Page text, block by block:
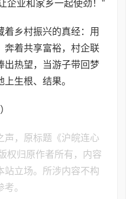
企业和家乡一起使劲！”
着乡村振兴的真经：用
奔着共享富裕，村企联
出热望，当游子带回梦
生根、结果。
声，原标题《沪皖连心
权归原作者所有，内容
站立场。所涉内容不构
。